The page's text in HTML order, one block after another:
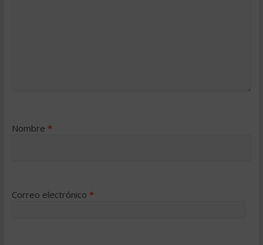
Nombre *
Correo electrónico *